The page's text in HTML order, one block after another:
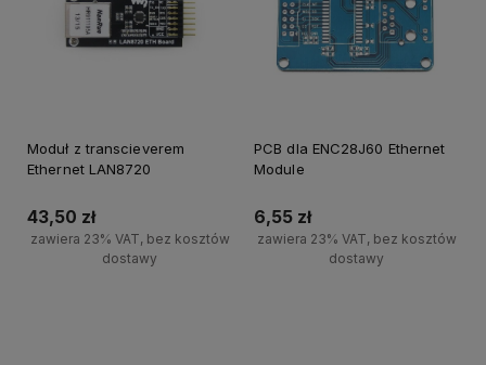
Moduł z transcieverem
Ethernet LAN8720
43,50 zł
zawiera 23% VAT, bez kosztów
dostawy
PCB dla ENC28J60 Ethernet
Module
6,55 zł
zawiera 23% VAT, bez kosztów
dostawy